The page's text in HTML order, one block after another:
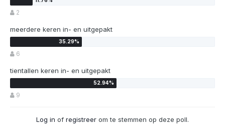
2
meerdere keren in- en uitgepakt
6
tientallen keren in- en uitgepakt
9
Log in of registreer om te stemmen op deze poll.